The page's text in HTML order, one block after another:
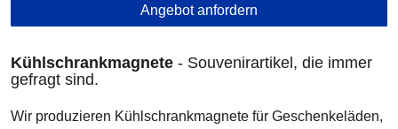
Kühlschrankmagnete - Souvenirartikel, die immer
gefragt sind.
Wir produzieren Kühlschrankmagnete für Geschenkeläden,
Angebot anfordern